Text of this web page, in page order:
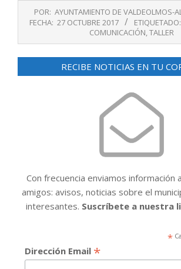
10-
POR: AYUNTAMIENTO DE VALDEOLMOS-
FECHA: 27 OCTUBRE 2017 ETIQUETADO:
COMUNICACIÓN TALLER
RECIBE NOTICIAS EN TU
Con frecuencia enviamos información
amigos: avisos, noticias sobre el
interesantes. Suscríbete a nuestra
*
Dirección Email *